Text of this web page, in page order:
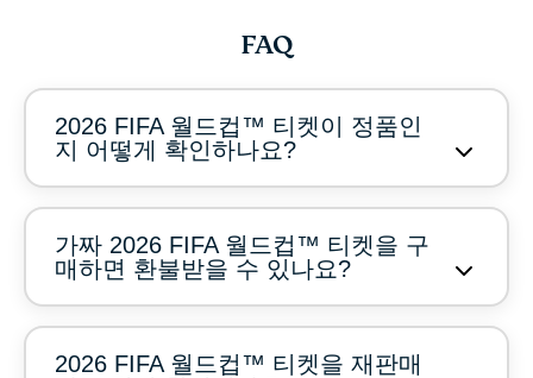
FAQ
2026 FIFA 월드컵™ 티켓이 정품인
지 어떻게 확인하나요?
가짜 2026 FIFA 월드컵™ 티켓을 구
매하면 환불받을 수 있나요?
2026 FIFA 월드컵™ 티켓을 재판매